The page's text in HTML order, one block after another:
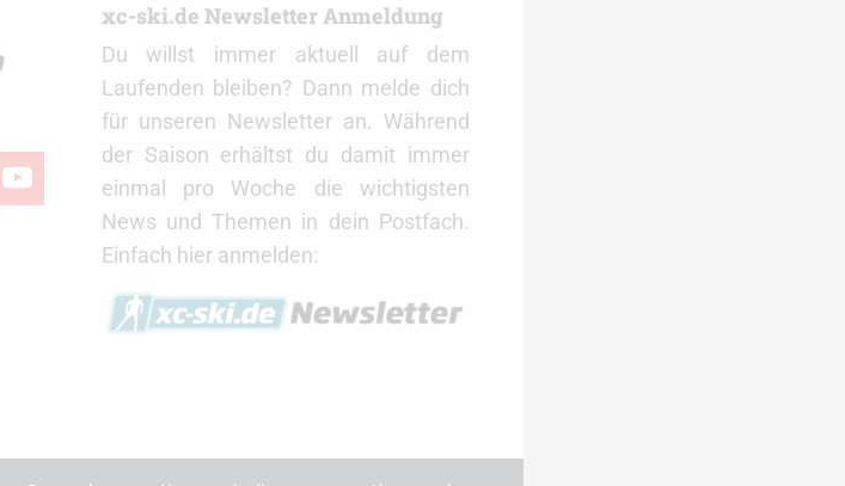
youtube
xc-ski.de Newsletter Anmeldung
Du willst immer aktuell auf dem
Laufenden bleiben? Dann melde dich
für unseren Newsletter an. Während
der Saison erhältst du damit immer
einmal pro Woche die wichtigsten
News und Themen in dein Postfach.
Einfach hier anmelden: